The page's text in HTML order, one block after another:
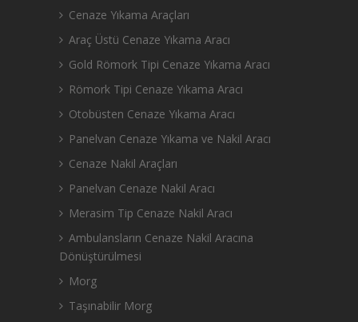
Cenaze Yıkama Araçları
Araç Üstü Cenaze Yıkama Aracı
Gold Römork Tipi Cenaze Yıkama Aracı
Römork Tipi Cenaze Yıkama Aracı
Otobüsten Cenaze Yıkama Aracı
Panelvan Cenaze Yıkama ve Nakil Aracı
Cenaze Nakil Araçları
Panelvan Cenaze Nakil Aracı
Merasim Tip Cenaze Nakil Aracı
Ambulansların Cenaze Nakil Aracına
Dönüştürülmesi
Morg
Taşınabilir Morg